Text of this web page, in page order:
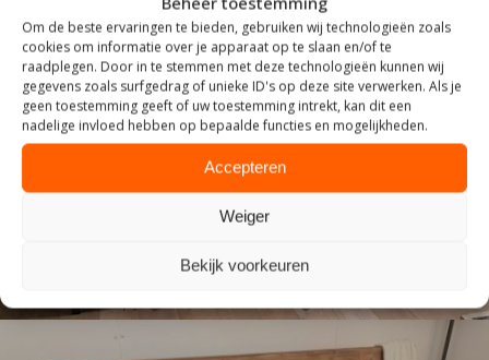
Om de beste ervaringen te bieden, gebruiken wij technologieën zoals
cookies om informatie over je apparaat op te slaan en/of te
raadplegen. Door in te stemmen met deze technologieën kunnen wij
gegevens zoals surfgedrag of unieke ID's op deze site verwerken. Als je
geen toestemming geeft of uw toestemming intrekt, kan dit een
nadelige invloed hebben op bepaalde functies en mogelijkheden.
Accepteren
Weiger
Bekijk voorkeuren
INDUSTRIEEL